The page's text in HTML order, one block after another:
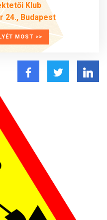
Klub
24., Budapest
MOST >>